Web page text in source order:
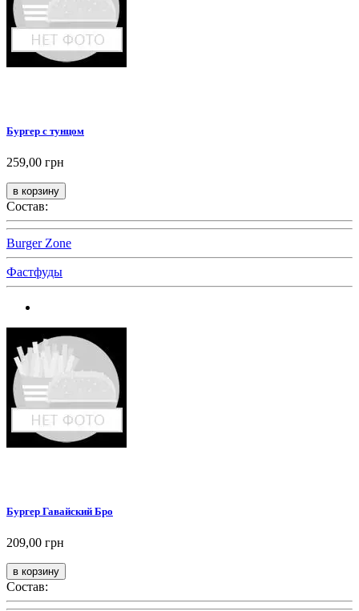
Бургер с тунцом
259,00 грн
Состав:
Burger Zone
Фастфуды
Бургер Гавайский Бро
209,00 грн
Состав: